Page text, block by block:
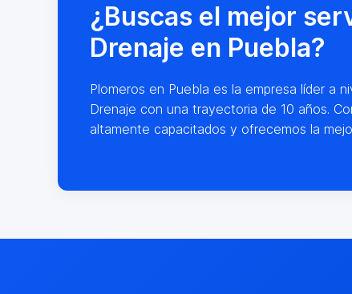
¿Buscas el mejor
Drenaje en Puebla?
Plomeros en Puebla es la empresa líder a
Drenaje con una trayectoria de 10 años.
altamente capacitados y ofrecemos la